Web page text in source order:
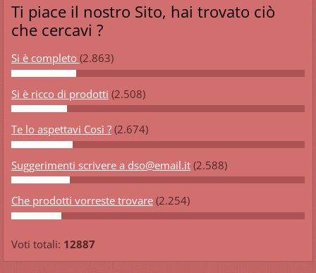
Ti piace il nostro Sito, hai trovato ciò
che cercavi ?
Si è completo (2.863)
Si è ricco di prodotti (2.508)
Te lo aspettavi Così ? (2.674)
Suggerimenti scrivere a dso@email.it (2.588)
Che prodotti vorreste trovare (2.254)
Voti totali: 12887